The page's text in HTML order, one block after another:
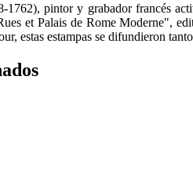
1762), pintor y grabador francés
et Palais de Rome Moderne",
estas estampas se difundieron